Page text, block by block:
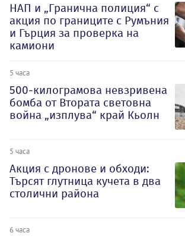
НАП и „Гранична полиция“ с
акция по границите с Румъния
и Гърция за проверка на
камиони
5 часа
500-килограмова невзривена
бомба от Втората световна
война „изплува“ край Кьолн
5 часа
Акция с дронове и обходи:
Търсят глутница кучета в два
столични района
6 часа